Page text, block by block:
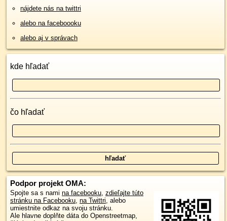
nájdete nás na twittri
alebo na faceboooku
alebo aj v správach
kde hľadať
čo hľadať
Podpor projekt OMA:
Spojte sa s nami na facebooku, zdieľajte túto
stránku na Facebooku, na Twittri, alebo
umiestnite odkaz na svoju stránku.
Ale hlavne doplňte dáta do Openstreetmap,